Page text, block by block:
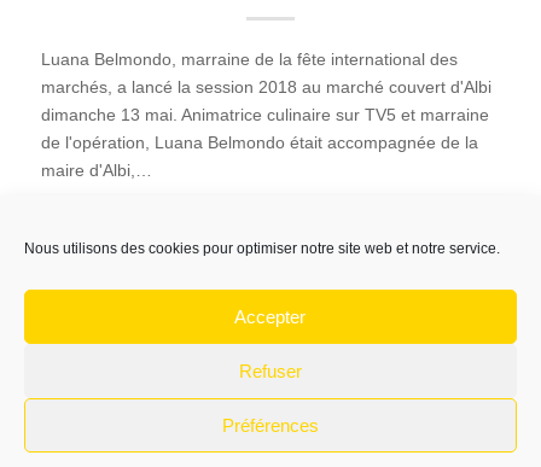
Nous utilisons des cookies pour optimiser notre site web et notre service.
Accepter
Refuser
Préférences
Luana Belmondo, marraine de la fête international des
marchés, a lancé la session 2018 au marché couvert d'Albi
dimanche 13 mai. Animatrice culinaire sur TV5 et marraine
de l'opération, Luana Belmondo était accompagnée de la
maire d'Albi,…
15 mai 2018
© Copyright -Association du Marché Couvert d'Albi